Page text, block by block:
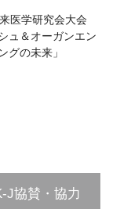
医学研究会大会
ュ＆オーガンエン
グの未来」
J協賛・協力